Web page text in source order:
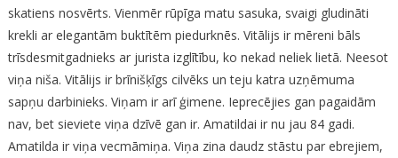
skatiens nosvērts. Vienmēr rūpīga matu sasuka, svaigi gludināti
krekli ar elegantām buktītēm piedurknēs. Vitālijs ir mēreni bāls
trīsdesmitgadnieks ar jurista izglītību, ko nekad neliek lietā. Neesot
viņa niša. Vitālijs ir brīnišķīgs cilvēks un teju katra uzņēmuma
sapņu darbinieks. Viņam ir arī ģimene. Ieprecējies gan pagaidām
nav, bet sieviete viņa dzīvē gan ir. Amatildai ir nu jau 84 gadi.
Amatilda ir viņa vecmāmiņa. Viņa zina daudz stāstu par ebrejiem,